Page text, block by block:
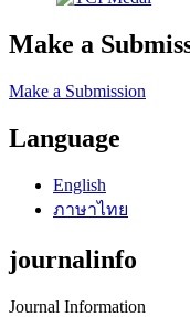
Make a
Make a Submission
Language
English
ภาษาไทย
journalinfo
Journal Information